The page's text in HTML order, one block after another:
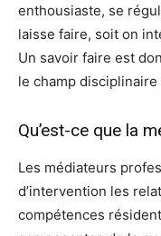
enthousiaste, se
laisse faire, soit on
Un savoir faire est
le champ
Qu’est-ce que la
Les médiateurs
d’intervention les
compétences